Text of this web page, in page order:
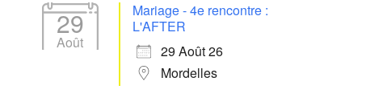
29
Août
Mariage - 4e rencontre :
L'AFTER
29 Août 26
Mordelles